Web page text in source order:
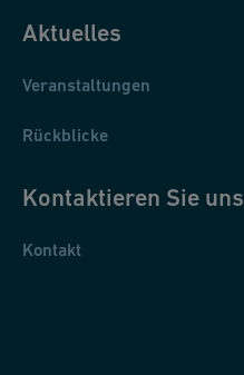
Aktuelles
Veranstaltungen
Rückblicke
Kontaktieren Sie uns
Kontakt